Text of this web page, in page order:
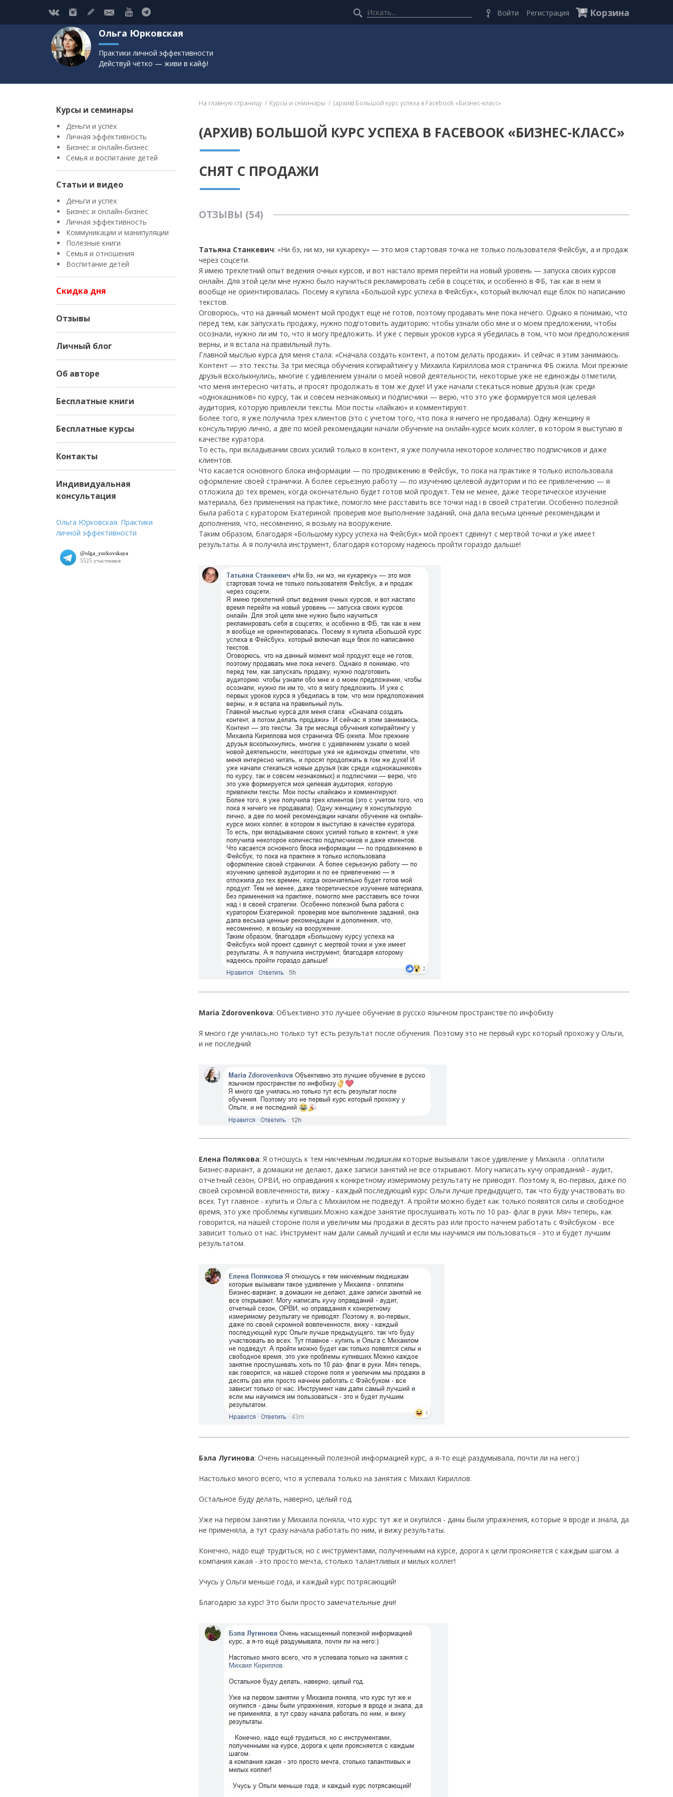
Войти Регистрация 0
Корзина
Ольга Юрковская
Практики личной эффективности
Действуй чётко — живи в кайф!
Курсы и семинары
Деньги и успех
Личная эффективность
Бизнес и онлайн-бизнес
Семья и воспитание детей
Статьи и видео
Деньги и успех
Бизнес и онлайн-бизнес
Личная эффективность
Коммуникации и манипуляции
Полезные книги
Семья и отношения
Воспитание детей
Скидка дня
Отзывы
Личный блог
Об авторе
Бесплатные книги
Бесплатные курсы
Контакты
Индивидуальная
консультация
Ольга Юрковская. Практики
личной эффективности
На главную страницу Курсы и семинары (архив) Большой курс успеха в Facebook «Бизнес-класс»
(АРХИВ) БОЛЬШОЙ КУРС УСПЕХА В FACEBOOK «БИЗНЕС-КЛАСС»
СНЯТ С ПРОДАЖИ
ОТЗЫВЫ (54)
Татьяна Станкевич: «Ни бэ, ни мэ, ни кукареку» — это моя стартовая точка не только пользователя Фейсбук, а и продаж
через соцсети.
Я имею трехлетний опыт ведения очных курсов, и вот настало время перейти на новый уровень — запуска своих курсов
онлайн. Для этой цели мне нужно было научиться рекламировать себя в соцсетях, и особенно в ФБ, так как в нем я
вообще не ориентировалась. Посему я купила «Большой курс успеха в Фейсбук», который включал еще блок по написанию
текстов.
Оговорюсь, что на данный момент мой продукт еще не готов, поэтому продавать мне пока нечего. Однако я понимаю, что
перед тем, как запускать продажу, нужно подготовить аудиторию: чтобы узнали обо мне и о моем предложении, чтобы
осознали, нужно ли им то, что я могу предложить. И уже с первых уроков курса я убедилась в том, что мои предположения
верны, и я встала на правильный путь.
Главной мыслью курса для меня стала: «Сначала создать контент, а потом делать продажи». И сейчас я этим занимаюсь.
Контент — это тексты. За три месяца обучения копирайтингу у Михаила Кириллова моя страничка ФБ ожила. Мои прежние
друзья всколыхнулись, многие с удивлением узнали о моей новой деятельности, некоторые уже не единожды отметили,
что меня интересно читать, и просят продолжать в том же духе! И уже начали стекаться новые друзья (как среди
«однокашников» по курсу, так и совсем незнакомых) и подписчики — верю, что это уже формируется моя целевая
аудитория, которую привлекли тексты. Мои посты «лайкаю» и комментируют.
Более того, я уже получила трех клиентов (это с учетом того, что пока я ничего не продавала). Одну женщину я
консультирую лично, а две по моей рекомендации начали обучение на онлайн-курсе моих коллег, в котором я выступаю в
качестве куратора.
То есть, при вкладывании своих усилий только в контент, я уже получила некоторое количество подписчиков и даже
клиентов.
Что касается основного блока информации — по продвижению в Фейсбук, то пока на практике я только использовала
оформление своей странички. А более серьезную работу — по изучению целевой аудитории и по ее привлечению — я
отложила до тех времен, когда окончательно будет готов мой продукт. Тем не менее, даже теоретическое изучение
материала, без применения на практике, помогло мне расставить все точки над i в своей стратегии. Особенно полезной
была работа с куратором Екатериной: проверив мое выполнение заданий, она дала весьма ценные рекомендации и
дополнения, что, несомненно, я возьму на вооружение.
Таким образом, благодаря «Большому курсу успеха на Фейсбук» мой проект сдвинут с мертвой точки и уже имеет
результаты. А я получила инструмент, благодаря которому надеюсь пройти гораздо дальше!
Maria Zdorovenkova: Объективно это лучшее обучение в русско язычном пространстве по инфобизу
Я много где училась,но только тут есть результат после обучения. Поэтому это не первый курс который прохожу у Ольги,
и не последний
Елена Полякова: Я отношусь к тем никчемным людишкам которые вызывали такое удивление у Михаила - оплатили
Бизнес-вариант, а домашки не делают, даже записи занятий не все открывают. Могу написать кучу оправданий - аудит,
отчетный сезон, ОРВИ, но оправдания к конкретному измеримому результату не приводят. Поэтому я, во-первых, даже по
своей скромной вовлеченности, вижу - каждый последующий курс Ольги лучше предыдущего, так что буду участвовать во
всех. Тут главное - купить и Ольга с Михаилом не подведут. А пройти можно будет как только появятся силы и свободное
время, это уже проблемы купивших.Можно каждое занятие прослушивать хоть по 10 раз- флаг в руки. Мяч теперь, как
говорится, на нашей стороне поля и увеличим мы продажи в десять раз или просто начнем работать с Фэйсбуком - все
зависит только от нас. Инструмент нам дали самый лучший и если мы научимся им пользоваться - это и будет лучшим
результатом.
Бэла Лугинова: Очень насыщенный полезной информацией курс, а я-то ещё раздумывала, почти ли на него:) ⠀
Настолько много всего, что я успевала только на занятия с Михаил Кириллов. ⠀
Остальное буду делать, наверно, целый год. ⠀
Уже на первом занятии у Михаила поняла, что курс тут же и окупился - даны были упражнения, которые я вроде и знала, да
не применяла, а тут сразу начала работать по ним, и вижу результаты. ⠀ ⠀
Конечно, надо ещё трудиться, но с инструментами, полученными на курсе, дорога к цели проясняется с каждым шагом. а
компания какая - это просто мечта, столько талантливых и милых коллег! ⠀ ⠀
Учусь у Ольги меньше года, и каждый курс потрясающий! ⠀
Благодарю за курс! Это были просто замечательные дни!